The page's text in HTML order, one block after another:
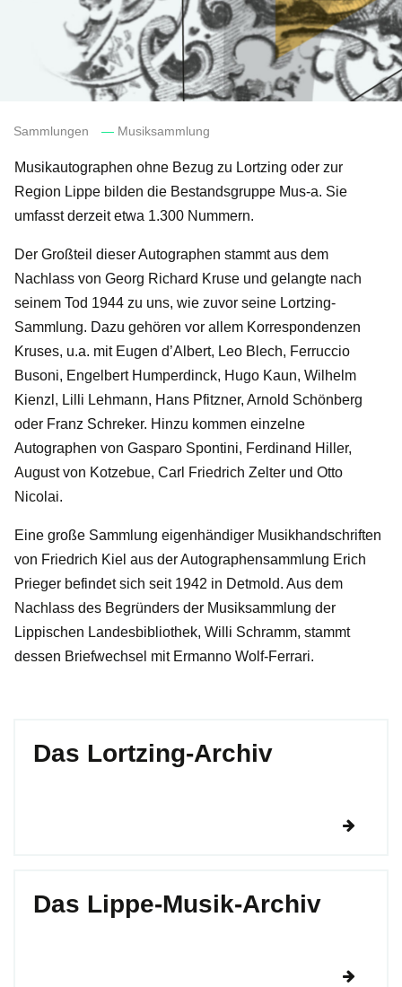
Sammlungen — Musiksammlung
Musikautographen ohne Bezug zu Lortzing oder zur
Region Lippe bilden die Bestandsgruppe Mus-a. Sie
umfasst derzeit etwa 1.300 Nummern.
Der Großteil dieser Autographen stammt aus dem
Nachlass von Georg Richard Kruse und gelangte nach
seinem Tod 1944 zu uns, wie zuvor seine Lortzing-
Sammlung. Dazu gehören vor allem Korrespondenzen
Kruses, u.a. mit Eugen d’Albert, Leo Blech, Ferruccio
Busoni, Engelbert Humperdinck, Hugo Kaun, Wilhelm
Kienzl, Lilli Lehmann, Hans Pfitzner, Arnold Schönberg
oder Franz Schreker. Hinzu kommen einzelne
Autographen von Gasparo Spontini, Ferdinand Hiller,
August von Kotzebue, Carl Friedrich Zelter und Otto
Nicolai.
Eine große Sammlung eigenhändiger Musikhandschriften
von Friedrich Kiel aus der Autographensammlung Erich
Prieger befindet sich seit 1942 in Detmold. Aus dem
Nachlass des Begründers der Musiksammlung der
Lippischen Landesbibliothek, Willi Schramm, stammt
dessen Briefwechsel mit Ermanno Wolf-Ferrari.
Das Lortzing-Archiv
Das Lippe-Musik-Archiv